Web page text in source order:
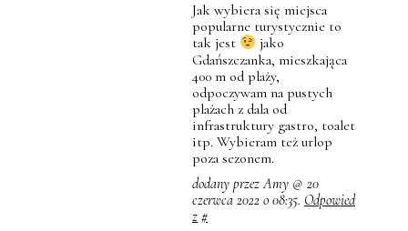
Jak wybiera się miejsca
popularne turystycznie to
tak jest
jako
Gdańszczanka, mieszkająca
400 m od plaży,
odpoczywam na pustych
plażach z dala od
infrastruktury gastro, toalet
itp. Wybieram też urlop
poza sezonem.
dodany przez Amy @ 20
czerwca 2022 o 08:35. Odpowied
z #